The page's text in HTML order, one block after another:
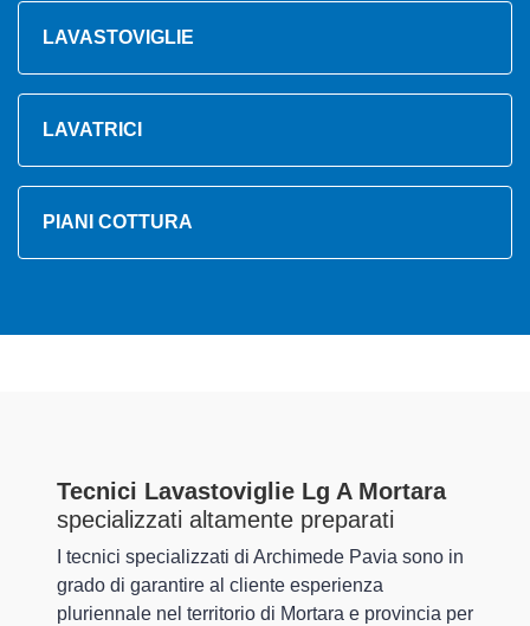
LAVASTOVIGLIE
LAVATRICI
PIANI COTTURA
Tecnici Lavastoviglie Lg A Mortara
specializzati altamente preparati
I tecnici specializzati di Archimede Pavia sono in
grado di garantire al cliente esperienza
pluriennale nel territorio di Mortara e provincia per